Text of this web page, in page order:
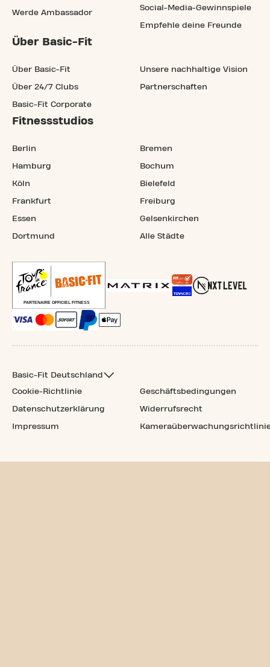
Werde Ambassador
Social-Media-Gewinnspiele
Empfehle deine Freunde
Über Basic-Fit
Über Basic-Fit
Über 24/7 Clubs
Basic-Fit Corporate
Unsere nachhaltige Vision
Partnerschaften
Fitnessstudios
Berlin
Hamburg
Köln
Frankfurt
Essen
Dortmund
Bremen
Bochum
Bielefeld
Freiburg
Gelsenkirchen
Alle Städte
Basic-Fit Deutschland
Cookie-Richtlinie
Datenschutzerklärung
Impressum
Geschäftsbedingungen
Widerrufsrecht